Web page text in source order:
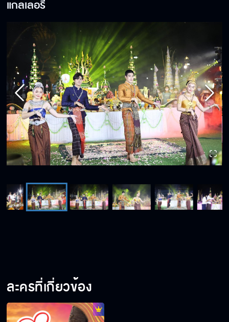
แกลเลอรี่
ละครที่เกี่ยวข้อง